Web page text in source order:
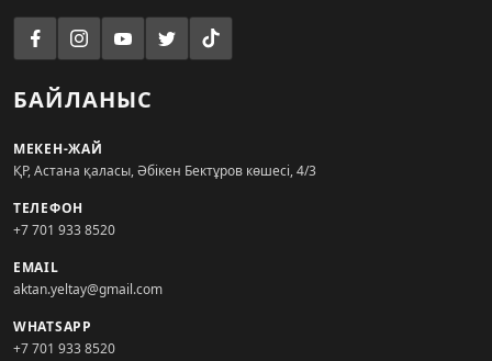
БАЙЛАНЫС
МЕКЕН-ЖАЙ
ҚР, Астана қаласы, Әбікен Бектұров көшесі, 4/3
ТЕЛЕФОН
+7 701 933 8520
EMAIL
aktan.yeltay@gmail.com
WHATSAPP
+7 701 933 8520